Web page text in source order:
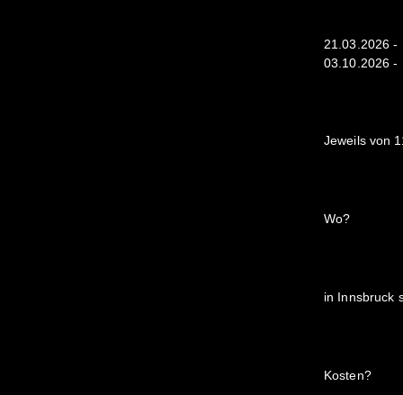
21.03.2026 -
03.10.2026 -
Jeweils von
Wo?
in Innsbruck
Kosten?